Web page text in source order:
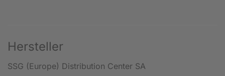
Hersteller
SSG (Europe) Distribution Center SA